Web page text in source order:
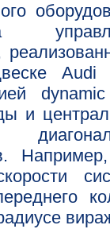
Audi
и